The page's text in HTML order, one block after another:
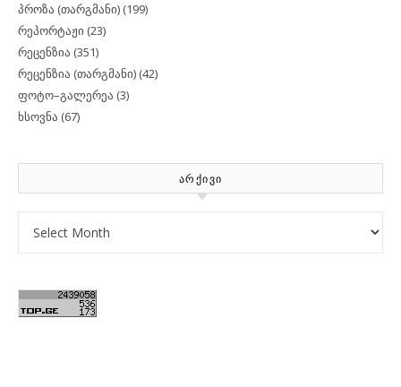
პროზა (თარგმანი) (199)
რეპორტაჟი (23)
რეცენზია (351)
რეცენზია (თარგმანი) (42)
ფოტო–გალერეა (3)
ხსოვნა (67)
ᲐᲠᲥᲘᲕᲘ